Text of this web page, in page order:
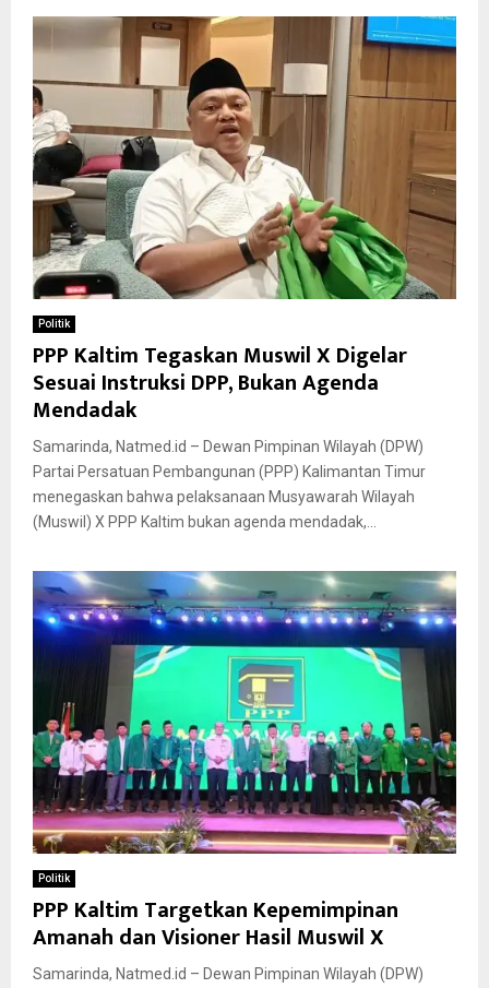
Politik
PPP Kaltim Tegaskan Muswil X Digelar
Sesuai Instruksi DPP, Bukan Agenda
Mendadak
Samarinda, Natmed.id – Dewan Pimpinan Wilayah (DPW)
Partai Persatuan Pembangunan (PPP) Kalimantan Timur
menegaskan bahwa pelaksanaan Musyawarah Wilayah
(Muswil) X PPP Kaltim bukan agenda mendadak,...
Politik
PPP Kaltim Targetkan Kepemimpinan
Amanah dan Visioner Hasil Muswil X
Samarinda, Natmed.id – Dewan Pimpinan Wilayah (DPW)